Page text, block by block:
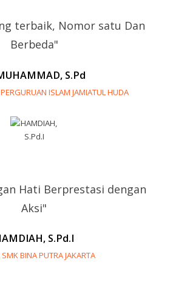
terbaik, Nomor satu Dan
Berbeda"
S.Pd
ISLAM JAMIATUL HUDA
Hati Berprestasi dengan
Aksi"
S.Pd.I
BINA PUTRA JAKARTA